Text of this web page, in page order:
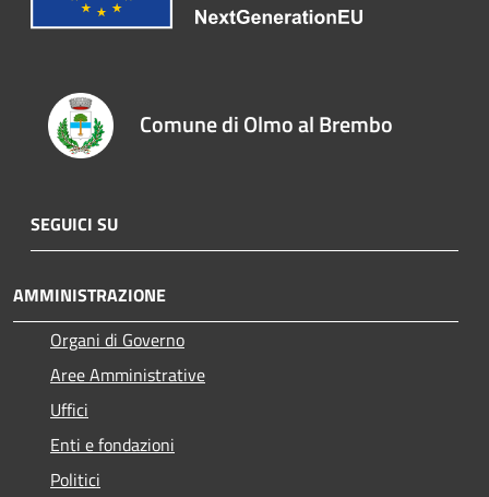
Comune di Olmo al Brembo
SEGUICI SU
AMMINISTRAZIONE
Organi di Governo
Aree Amministrative
Uffici
Enti e fondazioni
Politici